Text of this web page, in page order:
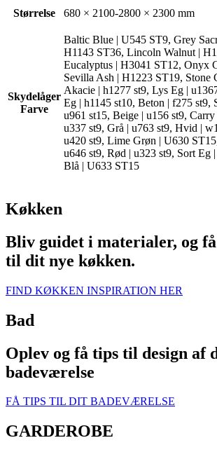
Størrelse 680 × 2100-2800 × 2300 mm
Skydelåger
Farve
Baltic Blue | U545 ST9, Grey
H1143 ST36, Lincoln Walnut |
Eucalyptus | H3041 ST12, Onyx
Sevilla Ash | H1223 ST19, Stone
Akacie | h1277 st9, Lys Eg |
Eg | h1145 st10, Beton | f275 st9,
u961 st15, Beige | u156 st9,
u337 st9, Grå | u763 st9, Hvid |
u420 st9, Lime Grøn | U630
u646 st9, Rød | u323 st9, Sort Eg
Blå | U633 ST15
Køkken
Bliv guidet i materialer, og
til dit nye køkken.
FIND KØKKEN INSPIRATION HER
Bad
Oplev og få tips til design af
badeværelse
FÅ TIPS TIL DIT BADEVÆRELSE
GARDEROBE